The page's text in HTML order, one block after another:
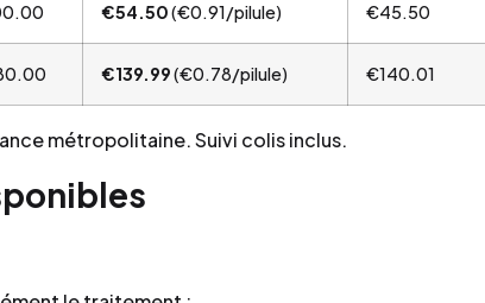
€54.50(€0.91/pilule) €45.50
€139.99(€0.78/pilule) €140.01
métropolitaine. Suivi colis inclus.